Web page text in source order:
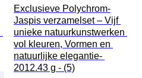
Exclusieve Polychrom-
Jaspis verzamelset – Vijf
unieke natuurkunstwerken
vol kleuren, Vormen en
natuurlijke elegantie-
2012.43 g - (5)